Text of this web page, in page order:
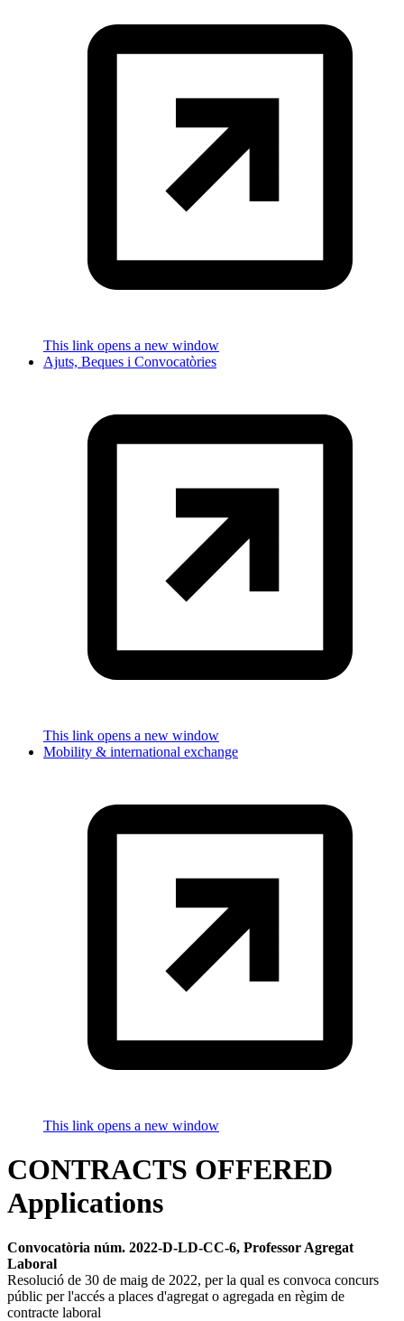
This link opens a new window
Ajuts, Beques i Convocatòries
This link opens a new window
Mobility & international exchange
This link opens a new window
CONTRACTS OFFERED
Applications
Convocatòria núm. 2022-D-LD-CC-6, Professor Agregat
Laboral
Resolució de 30 de maig de 2022, per la qual es convoca concurs
públic per l'accés a places d'agregat o agregada en règim de
contracte laboral